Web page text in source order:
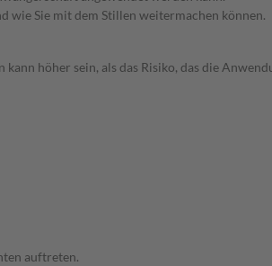
wie Sie mit dem Stillen weitermachen können.
höher sein, als das Risiko, das die
auftreten.